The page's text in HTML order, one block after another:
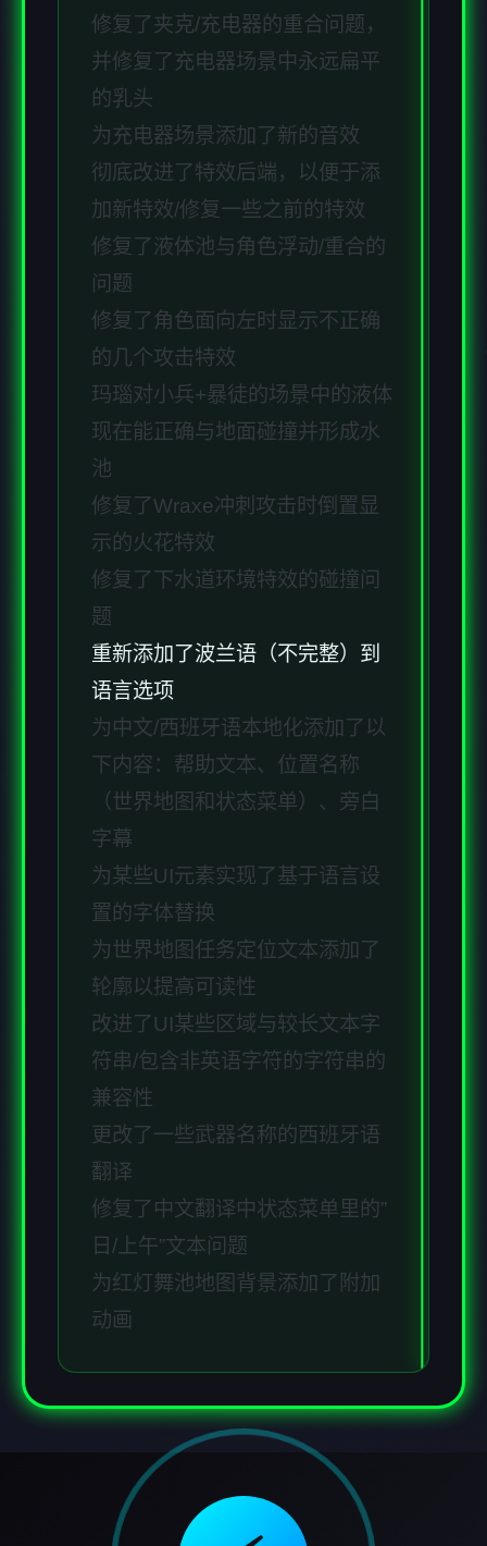
修复了夹克/充电器的重合问题，
并修复了充电器场景中永远扁平
的乳头
为充电器场景添加了新的音效
彻底改进了特效后端，以便于添
加新特效/修复一些之前的特效
修复了液体池与角色浮动/重合的
问题
修复了角色面向左时显示不正确
的几个攻击特效
玛瑙对小兵+暴徒的场景中的液体
现在能正确与地面碰撞并形成水
池
修复了Wraxe冲刺攻击时倒置显
示的火花特效
修复了下水道环境特效的碰撞问
题
重新添加了波兰语（不完整）到
语言选项
为中文/西班牙语本地化添加了以
下内容：帮助文本、位置名称
（世界地图和状态菜单）、旁白
字幕
为某些UI元素实现了基于语言设
置的字体替换
为世界地图任务定位文本添加了
轮廓以提高可读性
改进了UI某些区域与较长文本字
符串/包含非英语字符的字符串的
兼容性
更改了一些武器名称的西班牙语
翻译
修复了中文翻译中状态菜单里的”
日/上午”文本问题
为红灯舞池地图背景添加了附加
动画